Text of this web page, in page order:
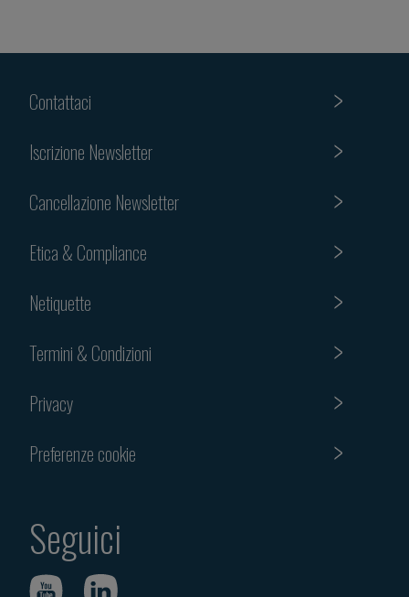
Contattaci
Iscrizione Newsletter
Cancellazione Newsletter
Etica & Compliance
Netiquette
Termini & Condizioni
Privacy
Preferenze cookie
Seguici